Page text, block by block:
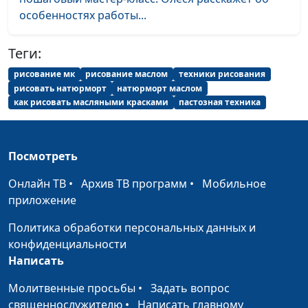
гитаре?
Виды боя на
гитаре для
начинающих
Игра на гитаре.
Андрей Карганов
чего начать
учиться?
особенностях работы...
Теги:
рисование мк рисование маслом
техники рисования
рисовать натюрморт
натюрморт маслом
как рисовать масляными красками
пастозная техника
Посмотреть
Онлайн ТВ • Архив ТВ программ • Мобильное
приложение
Политика обработки персональных данных и
конфиденциальности
Написать
Молитвенные просьбы • Задать вопрос
священнослужителю • Написать главному